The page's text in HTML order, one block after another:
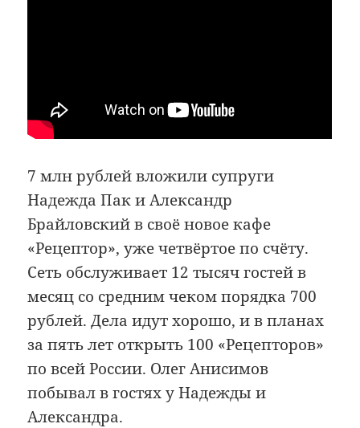
7 млн рублей вложили супруги
Надежда Пак и Александр
Брайловский в своё новое кафе
«Рецептор», уже четвёртое по счёту.
Сеть обслуживает 12 тысяч гостей в
месяц со средним чеком порядка 700
рублей. Дела идут хорошо, и в планах
за пять лет открыть 100 «Рецепторов»
по всей России. Олег Анисимов
побывал в гостях у Надежды и
Александра.